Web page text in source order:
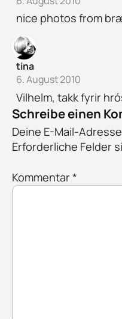
nice photos from
tina
6. August 2010
Vilhelm, takk fyrir
Schreibe einen
Deine E-Mail-
Erforderliche Felder
Kommentar *